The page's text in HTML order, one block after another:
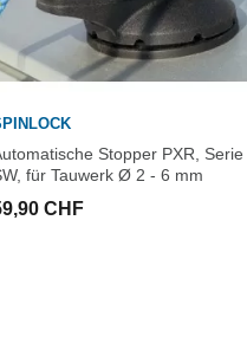
Stopper PXR, Serie
für Tauwerk Ø 2 - 6 mm
CHF